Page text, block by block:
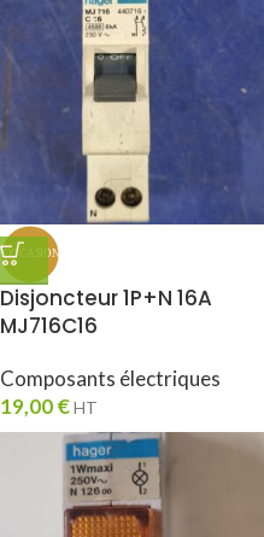
Disjoncteur 1P+N 16A
MJ716C16
Composants électriques
19,00€HT